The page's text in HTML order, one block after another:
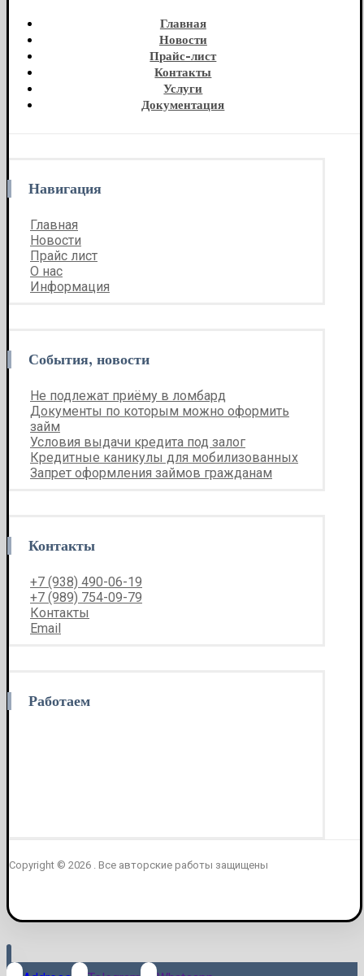
Главная
Новости
Прайс-лист
Контакты
Услуги
Документация
Навигация
Главная
Новости
Прайс лист
О нас
Информация
События, новости
Не подлежат приёму в ломбард
Документы по которым можно оформить
займ
Условия выдачи кредита под залог
Кредитные каникулы для мобилизованных
Запрет оформления займов гражданам
Контакты
+7 (938) 490-06-19
+7 (989) 754-09-79
Контакты
Email
Работаем
Copyright © 2026 . Все авторские работы защищены